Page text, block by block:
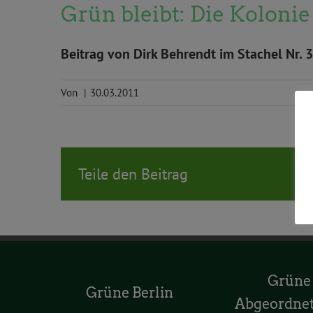
Grün bleibt: Die
Beitrag von Dirk Behrendt im Stachel Nr.
Von | 30.03.2011
Teile den Beitrag
Grüne Berlin